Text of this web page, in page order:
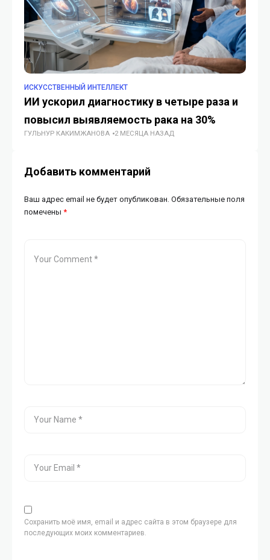
ИСКУССТВЕННЫЙ ИНТЕЛЛЕКТ
ИИ ускорил диагностику в четыре раза и
повысил выявляемость рака на 30%
ГУЛЬНУР КАКИМЖАНОВА 2 МЕСЯЦА НАЗАД
Добавить комментарий
Ваш адрес email не будет опубликован. Обязательные поля
помечены *
Сохранить моё имя, email и адрес сайта в этом браузере для
последующих моих комментариев.